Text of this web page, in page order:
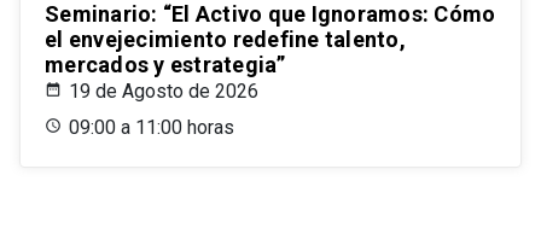
Seminario: “El Activo que Ignoramos: Cómo
el envejecimiento redefine talento,
mercados y estrategia”
19 de Agosto de 2026
09:00 a 11:00 horas